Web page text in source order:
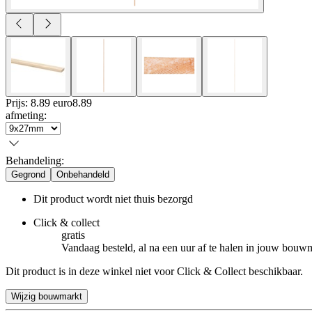
Prijs: 8.89 euro8.89
afmeting:
Behandeling:
Gegrond Onbehandeld
Dit product wordt niet thuis bezorgd
Click & collect
gratis
Vandaag besteld, al na een uur af te halen in jouw
Dit product is in deze winkel niet voor Click & Collect beschikbaar.
Wijzig bouwmarkt